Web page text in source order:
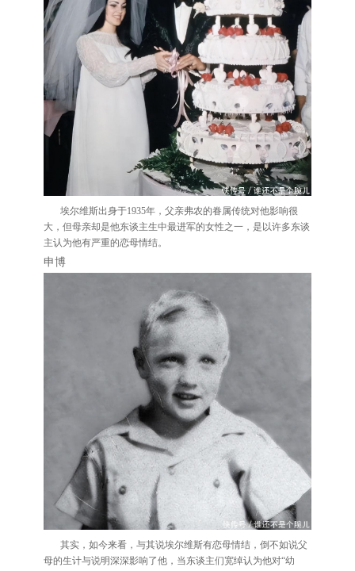
埃尔维斯出身于1935年，父亲弗农的眷属传统对他影响很
大，但母亲却是他东谈主生中最进军的女性之一，是以许多东谈
主认为他有严重的恋母情结。
申博
其实，如今来看，与其说埃尔维斯有恋母情结，倒不如说父
母的生计与说明深深影响了他，当东谈主们宽绰认为他对“幼